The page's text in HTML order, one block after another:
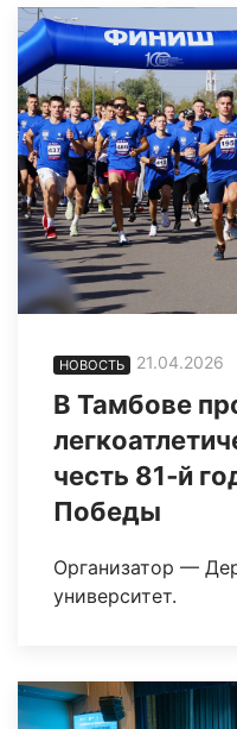
НОВОСТЬ 21.04.2026
В Тамбове
честь 81‑й
Победы
Организатор —
университет.